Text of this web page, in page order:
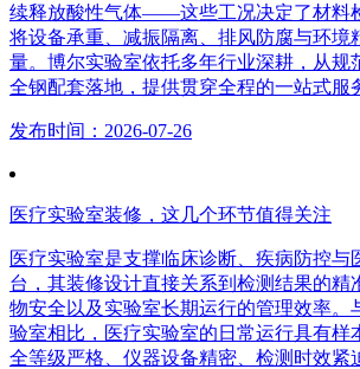
续释放酸性气体——这些工况决定了材料
将设备承重、减振隔离、排风防腐与环境
量。博尔实验室依托多年行业深耕，从规
全钢配套落地，提供贯穿全程的一站式服
发布时间：2026-07-26
医疗实验室装修，这几个环节值得关注
医疗实验室是支撑临床诊断、疾病防控与
台，其装修设计直接关系到检测结果的精
物安全以及实验室长期运行的管理效率。
验室相比，医疗实验室的日常运行具有样
全等级严格、仪器设备精密、检测时效紧